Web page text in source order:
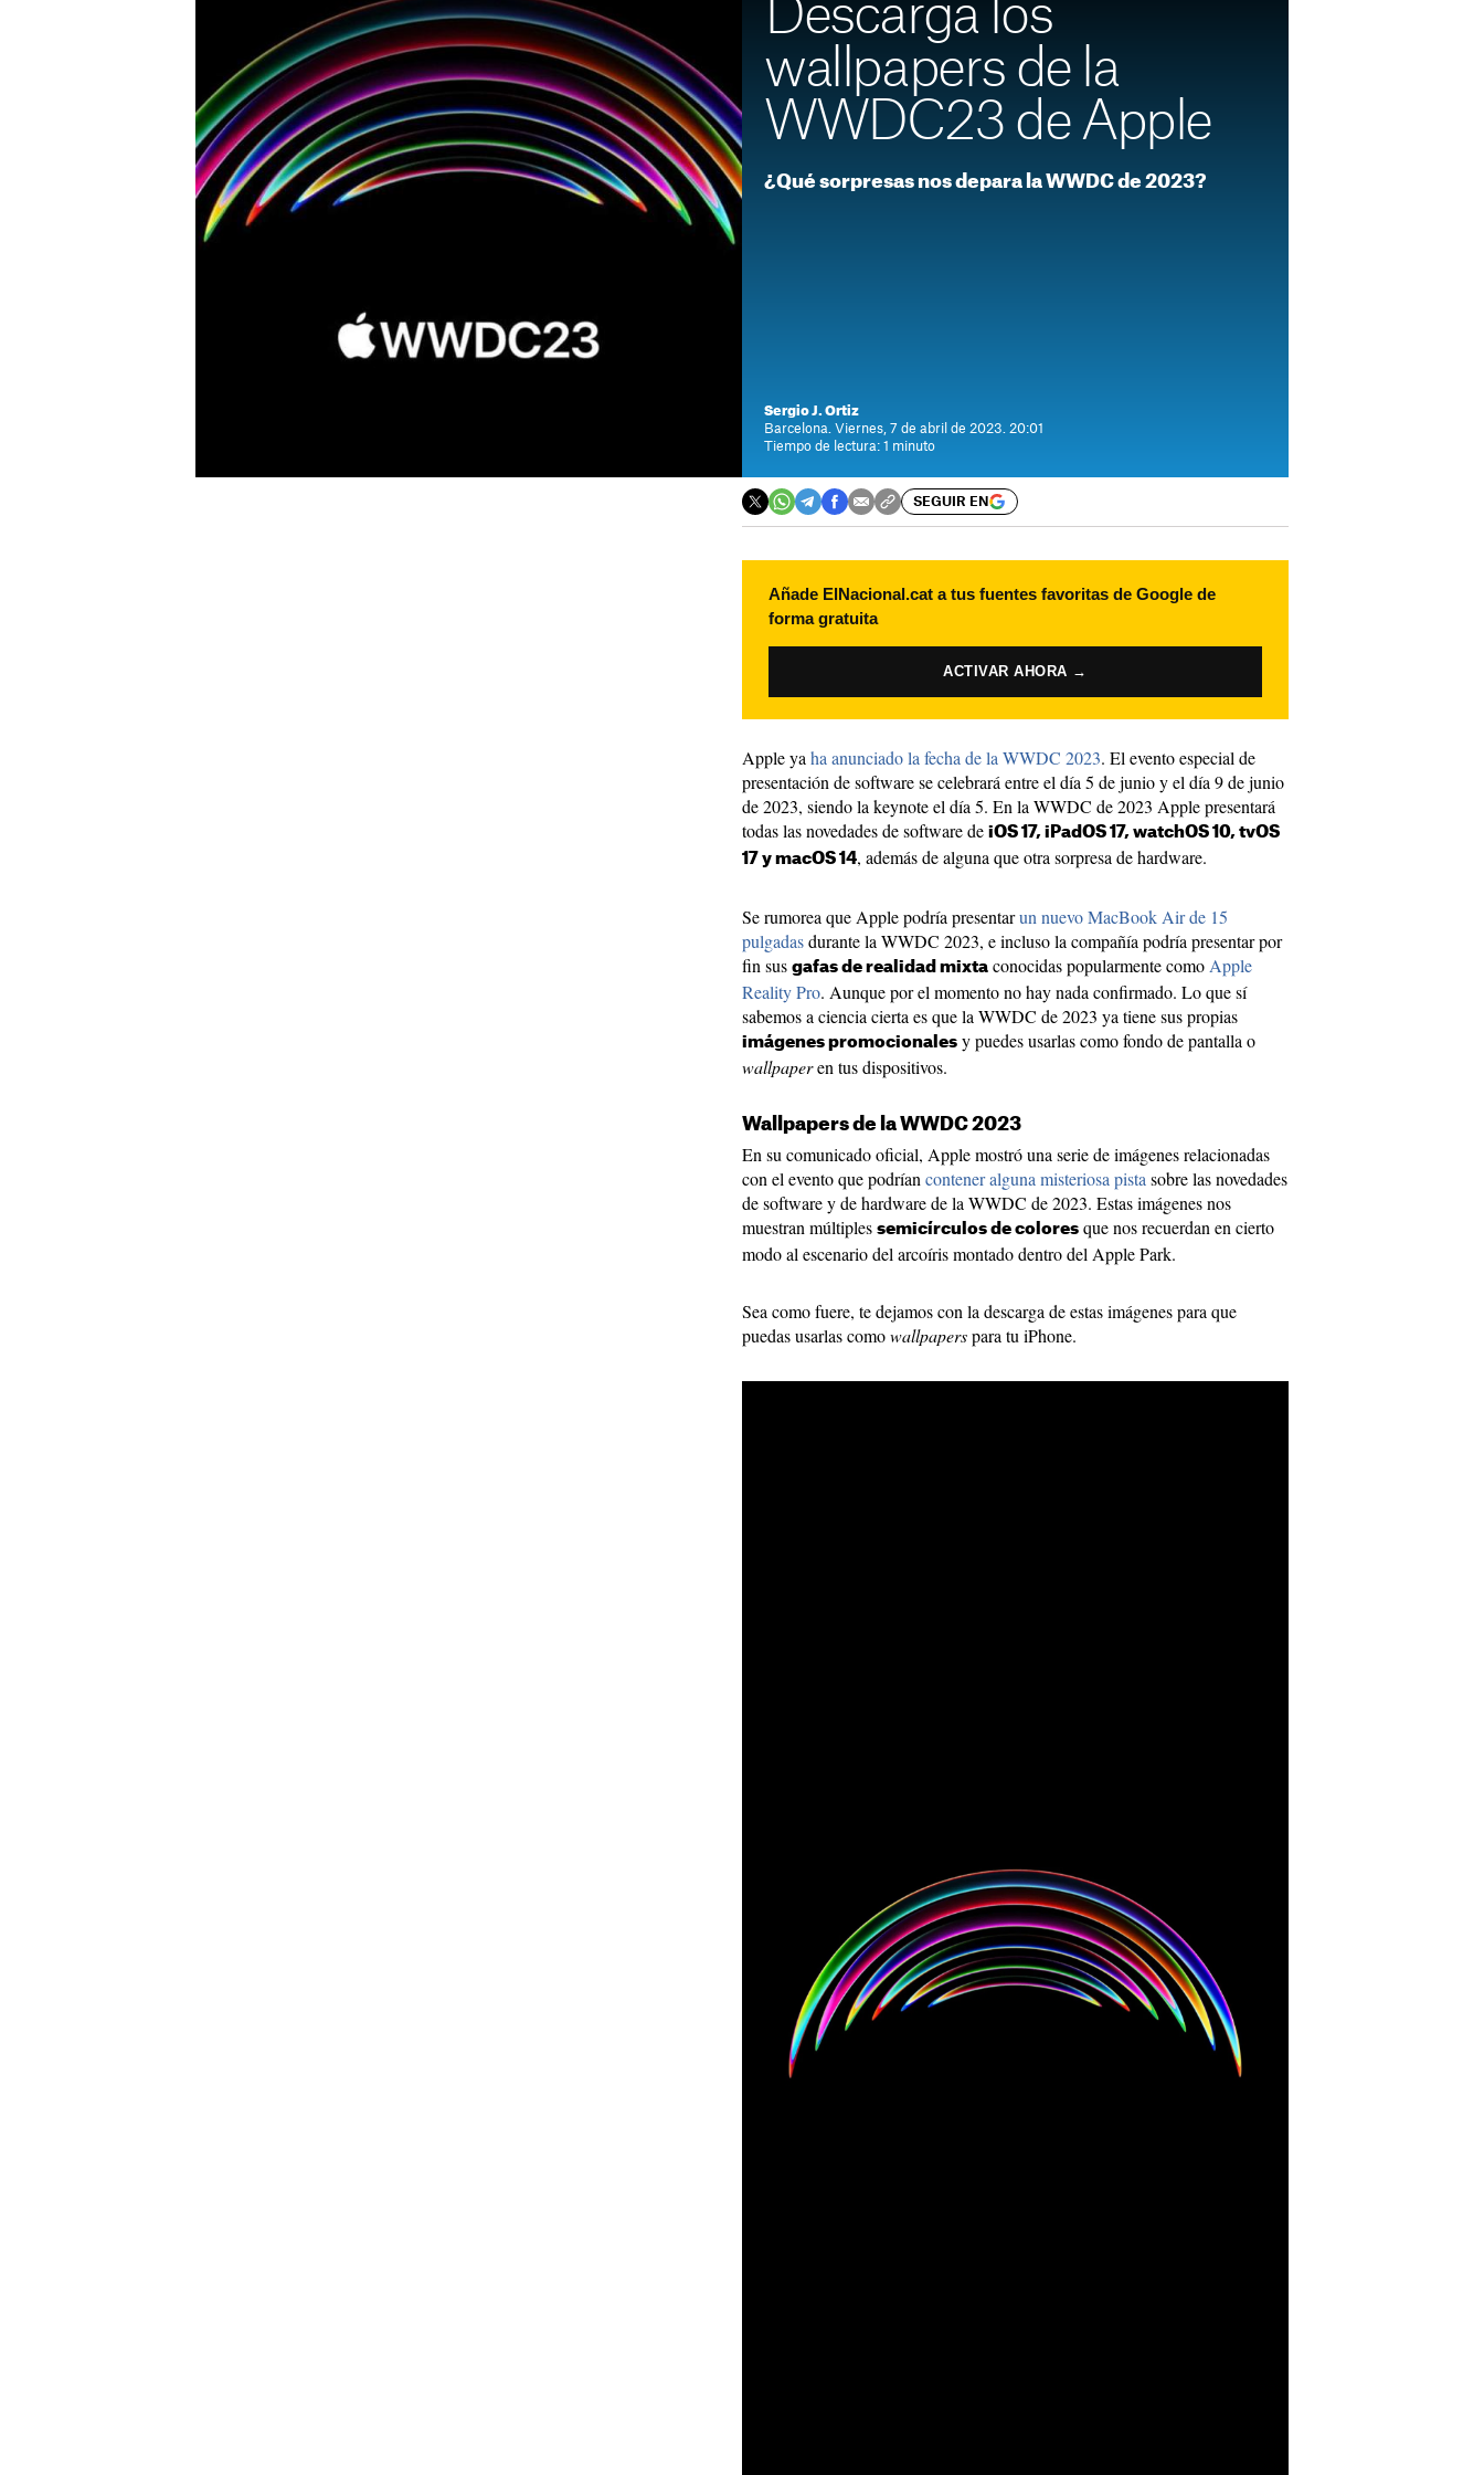
Descarga los
wallpapers de la
WWDC23 de Apple
¿Qué sorpresas nos depara la WWDC de 2023?
Sergio J. Ortiz
Barcelona. Viernes, 7 de abril de 2023. 20:01
Tiempo de lectura: 1 minuto
SEGUIR EN
Añade ElNacional.cat a tus fuentes favoritas de Google de
forma gratuita
ACTIVAR AHORA →
Apple ya ha anunciado la fecha de la WWDC 2023. El evento especial de
presentación de software se celebrará entre el día 5 de junio y el día 9 de junio
de 2023, siendo la keynote el día 5. En la WWDC de 2023 Apple presentará
todas las novedades de software de iOS 17, iPadOS 17, watchOS 10, tvOS
17 y macOS 14, además de alguna que otra sorpresa de hardware.
Se rumorea que Apple podría presentarun nuevo MacBook Air de 15
pulgadasdurante la WWDC 2023, e incluso la compañía podría presentar por
fin sus gafas de realidad mixta conocidas popularmente como Apple
Reality Pro. Aunque por el momento no hay nada confirmado. Lo que sí
sabemos a ciencia cierta es que la WWDC de 2023 ya tiene sus propias
imágenes promocionales y puedes usarlas como fondo de pantalla o
wallpaperen tus dispositivos.
Wallpapers de la WWDC 2023
En su comunicado oficial, Apple mostró una serie de imágenes relacionadas
con el evento que podrían contener alguna misteriosa pista sobre las novedades
de software y de hardware de la WWDC de 2023. Estas imágenes nos
muestran múltiples semicírculos de colores que nos recuerdan en cierto
modo al escenario del arcoíris montado dentro del Apple Park.
Sea como fuere, te dejamos con la descarga de estas imágenes para que
puedas usarlas comowallpaperspara tu iPhone.